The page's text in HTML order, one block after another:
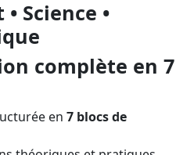
Science •
complète en 7
en 7 blocs de